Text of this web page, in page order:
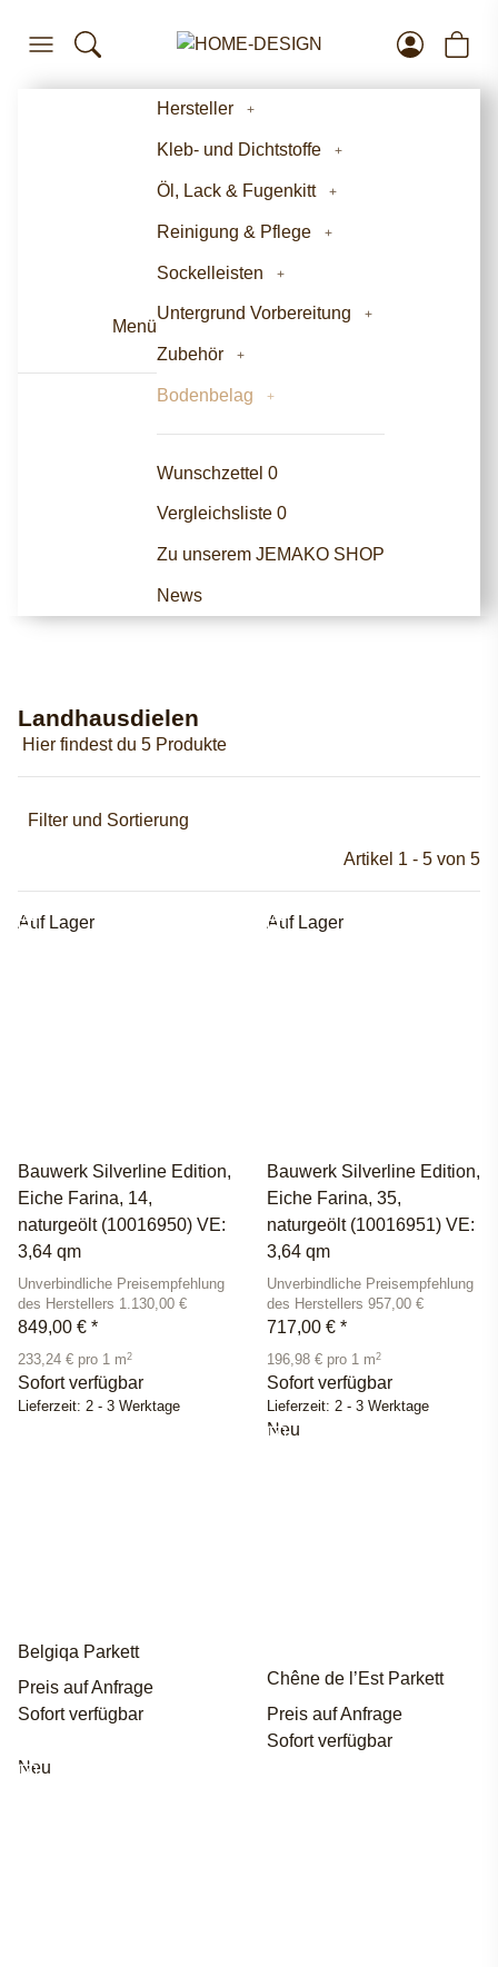
Menü
Hersteller
Kleb- und Dichtstoffe
Öl, Lack & Fugenkitt
Reinigung & Pflege
Sockelleisten
Untergrund Vorbereitung
Zubehör
Bodenbelag
Wunschzettel 0
Vergleichsliste 0
Zu unserem JEMAKO SHOP
News
Landhausdielen
Hier findest du 5 Produkte
Filter und Sortierung
Artikel 1 - 5 von 5
Auf Lager
Bauwerk Silverline Edition,
Eiche Farina, 14,
naturgeölt (10016950) VE:
3,64 qm
Unverbindliche Preisempfehlung
des Herstellers 1.130,00 €
849,00 € *
233,24 € pro 1 m2
Sofort verfügbar
Lieferzeit: 2 - 3 Werktage
Auf Lager
Bauwerk Silverline Edition,
Eiche Farina, 35,
naturgeölt (10016951) VE:
3,64 qm
Unverbindliche Preisempfehlung
des Herstellers 957,00 €
717,00 € *
196,98 € pro 1 m2
Sofort verfügbar
Lieferzeit: 2 - 3 Werktage
Belgiqa Parkett
Preis auf Anfrage
Sofort verfügbar
Neu
Chêne de l’Est Parkett
Preis auf Anfrage
Sofort verfügbar
Neu